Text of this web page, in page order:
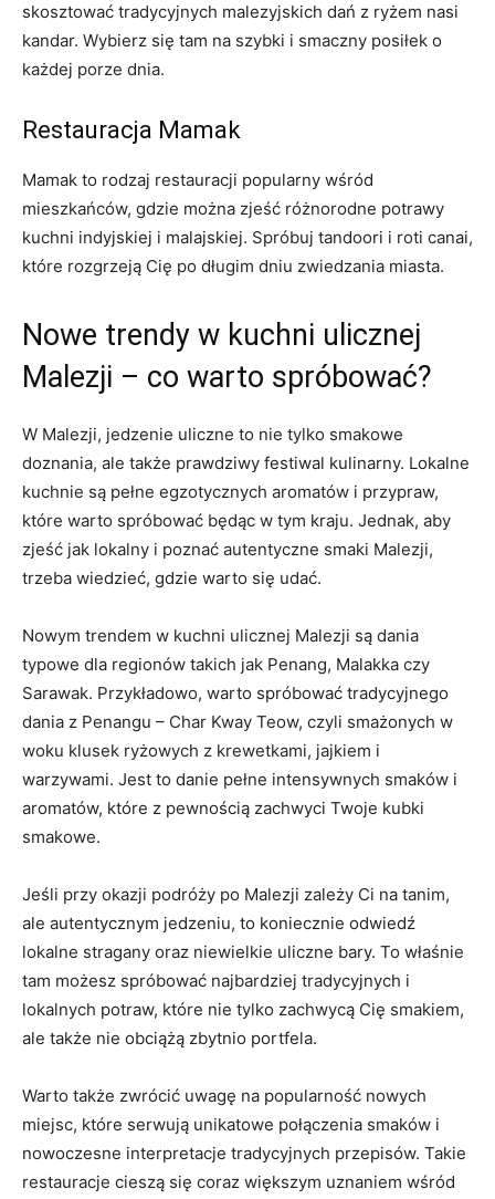
skosztować tradycyjnych malezyjskich dań z ryżem nasi
kandar. Wybierz się tam na szybki i smaczny posiłek o
każdej porze dnia.
Restauracja Mamak
Mamak to rodzaj restauracji popularny wśród
mieszkańców, gdzie można zjeść różnorodne potrawy
kuchni indyjskiej i malajskiej. Spróbuj tandoori i roti canai,
które rozgrzeją Cię po długim dniu zwiedzania miasta.
Nowe trendy w kuchni ulicznej
Malezji – co warto spróbować?
W Malezji, jedzenie uliczne to nie tylko smakowe
doznania, ale także prawdziwy festiwal kulinarny. Lokalne
kuchnie są pełne egzotycznych aromatów i przypraw,
które warto spróbować będąc w tym kraju. Jednak, aby
zjeść jak lokalny i poznać autentyczne smaki Malezji,
trzeba wiedzieć, gdzie warto się udać.
Nowym trendem w kuchni ulicznej Malezji są dania
typowe dla regionów takich jak Penang, Malakka czy
Sarawak. Przykładowo, warto spróbować tradycyjnego
dania z Penangu – Char Kway Teow, czyli smażonych w
woku klusek ryżowych z krewetkami, jajkiem i
warzywami. Jest to danie pełne intensywnych smaków i
aromatów, które z pewnością zachwyci Twoje kubki
smakowe.
Jeśli przy okazji podróży po Malezji zależy Ci na tanim,
ale autentycznym jedzeniu, to koniecznie odwiedź
lokalne stragany oraz niewielkie uliczne bary. To właśnie
tam możesz spróbować najbardziej tradycyjnych i
lokalnych potraw, które nie tylko zachwycą Cię smakiem,
ale także nie obciążą zbytnio portfela.
Warto także zwrócić uwagę na popularność nowych
miejsc, które serwują unikatowe połączenia smaków i
nowoczesne interpretacje tradycyjnych przepisów. Takie
restauracje cieszą się coraz większym uznaniem wśród